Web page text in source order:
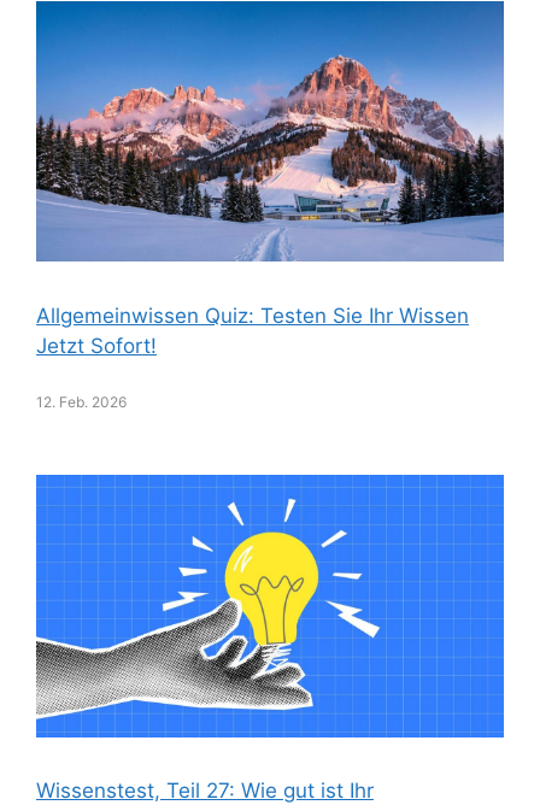
Allgemeinwissen Quiz: Testen Sie Ihr Wissen
Jetzt Sofort!
12. Feb. 2026
Wissenstest, Teil 27: Wie gut ist Ihr